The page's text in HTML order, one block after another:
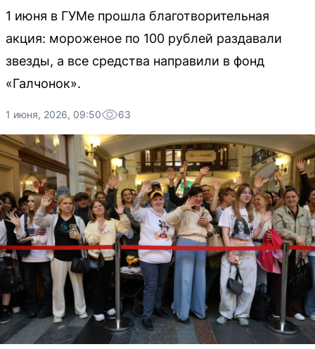
1 июня в ГУМе прошла благотворительная
акция: мороженое по 100 рублей раздавали
звезды, а все средства направили в фонд
«Галчонок».
1 июня, 2026, 09:50 63